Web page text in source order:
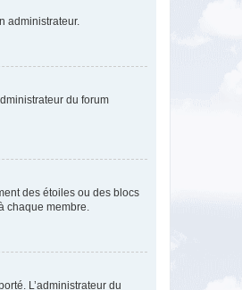
administrateur.
du forum
des étoiles ou des blocs
chaque membre.
L’administrateur du